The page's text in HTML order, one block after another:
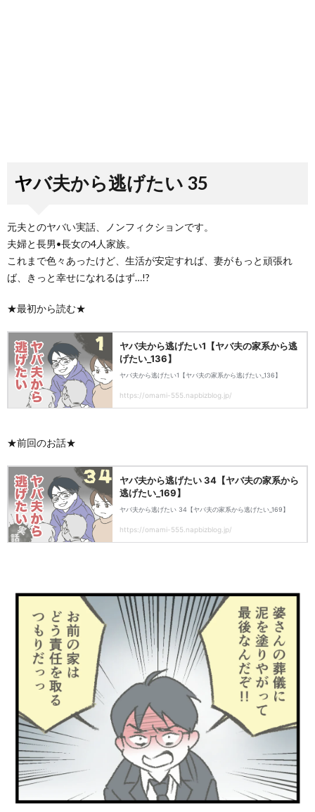
ヤバ夫から逃げたい 35
元夫とのヤバい実話、ノンフィクションです。
夫婦と長男•長女の4人家族。
これまで色々あったけど、生活が安定すれば、妻がもっと頑張れ
ば、きっと幸せになれるはず…!?
★最初から読む★
★前回のお話★